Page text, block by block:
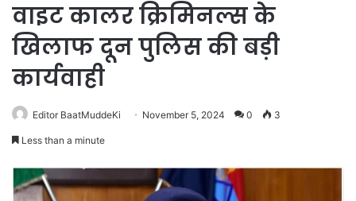
वाइट कालर क्रिमिनल्स के
खिलाफ दून पुलिस की बड़ी
कार्यवाही
Editor BaatMuddeKi November 5, 2024 0 3
Less than a minute